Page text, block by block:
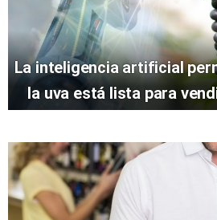
La inteligencia artificial
la uva está lista para